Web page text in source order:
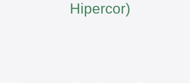
Hipercor)